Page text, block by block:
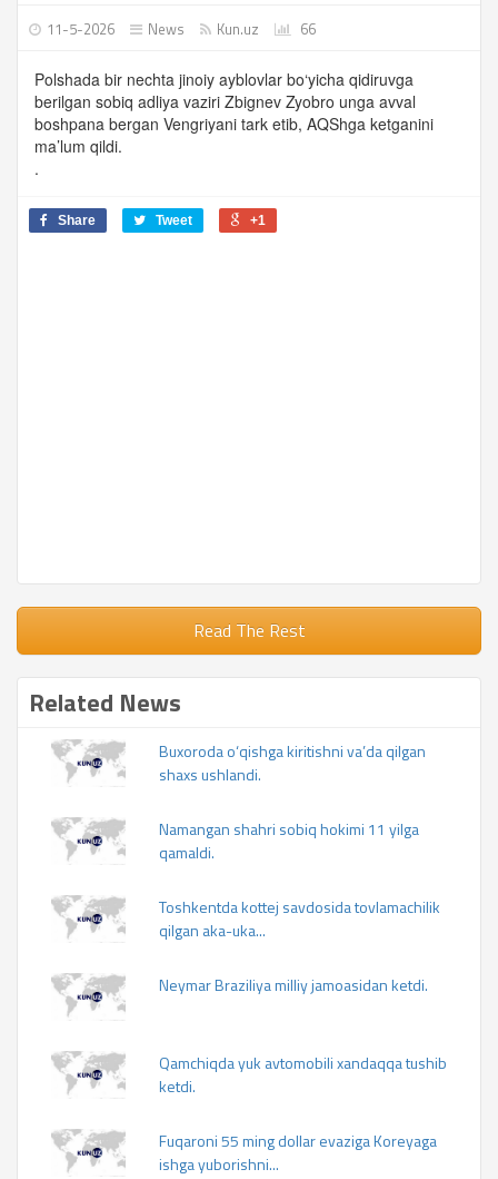
11-5-2026 News Kun.uz 66
Polshada bir nechta jinoiy ayblovlar bo‘yicha qidiruvga
berilgan sobiq adliya vaziri Zbignev Zyobro unga avval
boshpana bergan Vengriyani tark etib, AQShga ketganini
ma’lum qildi.
.
Share Tweet +1
Read The Rest
Related News
Buxoroda o‘qishga kiritishni va’da qilgan
shaxs ushlandi.
Namangan shahri sobiq hokimi 11 yilga
qamaldi.
Toshkentda kottej savdosida tovlamachilik
qilgan aka-uka...
Neymar Braziliya milliy jamoasidan ketdi.
Qamchiqda yuk avtomobili xandaqqa tushib
ketdi.
Fuqaroni 55 ming dollar evaziga Koreyaga
ishga yuborishni...